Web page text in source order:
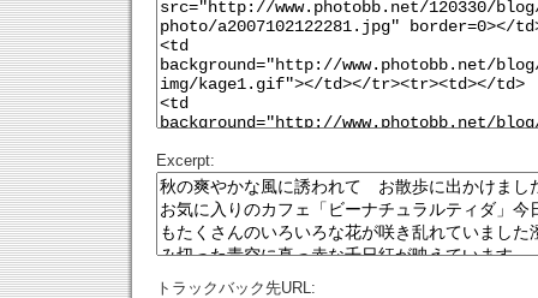
Excerpt:
トラックバック先URL: